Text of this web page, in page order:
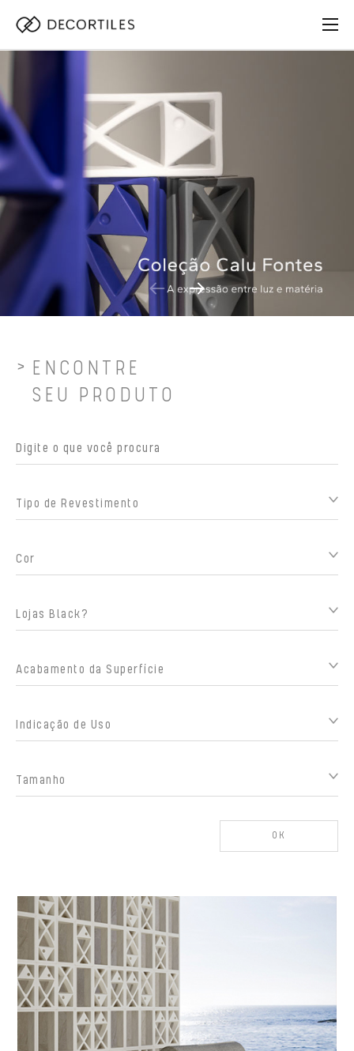
ENCONTRE
SEU PRODUTO
Tipo de Revestimento
Cor
Lojas Black?
Acabamento da Superfície
Indicação de Uso
Tamanho
OK